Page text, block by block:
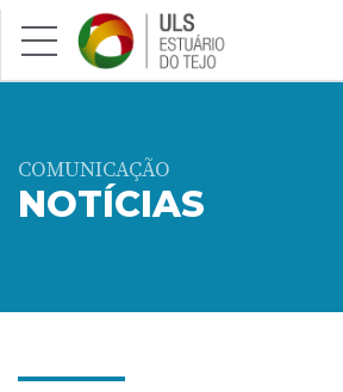
Saltar para conteúdo principal
COMUNICAÇÃO
NOTÍCIAS